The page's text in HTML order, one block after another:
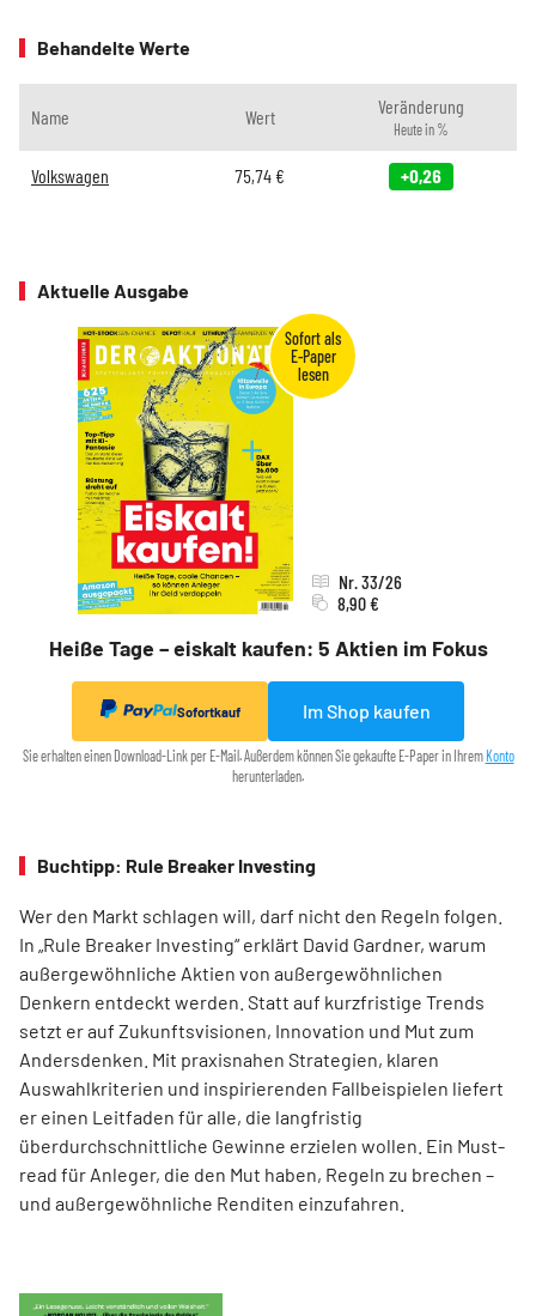
Behandelte Werte
Name Wert Veränderung
Heute in %
Volkswagen 75,74 € +0,26
Aktuelle Ausgabe
Heiße Tage – eiskalt kaufen: 5 Aktien im Fokus
Nr. 33/26
8,90 €
Sofortkauf Im Shop kaufen
Sie erhalten einen Download-Link per E-Mail. Außerdem können Sie gekaufte E-Paper in Ihrem Konto
herunterladen.
Buchtipp: Rule Breaker Investing
Wer den Markt schlagen will, darf nicht den Regeln folgen.
In „Rule Breaker Investing“ erklärt David Gardner, warum
außergewöhnliche Aktien von außer­gewöhnlichen
Denkern entdeckt werden. Statt auf kurzfristige Trends
setzt er auf Zukunftsvisionen, Innovation und Mut zum
Andersdenken. Mit praxisnahen Strategien, klaren
Auswahlkriterien und inspirierenden Fallbeispielen liefert
er einen Leit­faden für alle, die langfristig
überdurchschnittliche Gewinne erzielen wollen. Ein Must-
read für Anleger, die den Mut haben, Regeln zu brechen –
und außergewöhnliche Renditen einzufahren.